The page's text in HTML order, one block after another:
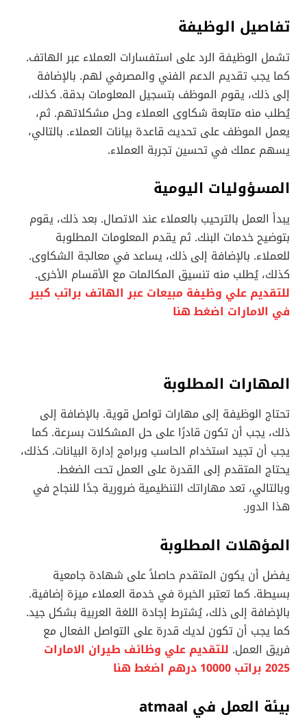
تفاصيل الوظيفة
تشمل الوظيفة الرد على استفسارات العملاء عبر الهاتف.
كما يجب تقديم الدعم الفني والمصرفي لهم. بالإضافة
إلى ذلك، يقوم الموظف بتسجيل المعلومات بدقة. كذلك،
يُطلب منه متابعة شكاوى العملاء وحل مشكلاتهم. ثم،
يعمل الموظف على تحديث قاعدة بيانات العملاء. بالتالي،
يسهم عملك في تحسين تجربة العملاء.
المسؤوليات اليومية
يبدأ العمل بالترحيب بالعملاء عند الاتصال. بعد ذلك، يقوم
بتوضيح خدمات البنك. ثم يقدم المعلومات المطلوبة
للعملاء. بالإضافة إلى ذلك، يساعد في معالجة الشكاوى.
كذلك، يُطلب منه تنسيق المكالمات مع الأقسام الأخرى.
للتقديم علي وظيفة مبيعات عبر الهاتف براتب كبير
في الامارات اضغط هنا
المهارات المطلوبة
تحتاج الوظيفة إلى مهارات تواصل قوية. بالإضافة إلى
ذلك، يجب أن تكون قادرًا على حل المشكلات بسرعة. كما
يجب أن تجيد استخدام الحاسب وبرامج إدارة البيانات. كذلك،
يحتاج المتقدم إلى القدرة على العمل تحت الضغط.
وبالتالي، تعد مهاراتك التنظيمية ضرورية جدًا للنجاح في
هذا الدور.
المؤهلات المطلوبة
يفضل أن يكون المتقدم حاصلاً على شهادة جامعية
بسيطة. كما تعتبر الخبرة في خدمة العملاء ميزة إضافية.
بالإضافة إلى ذلك، يُشترط إجادة اللغة العربية بشكل جيد.
كما يجب أن تكون لديك قدرة على التواصل الفعال مع
فريق العمل. للتقديم علي وظائف طيران الامارات
2025 براتب 10000 درهم اضغط هنا
بيئة العمل في atmaal